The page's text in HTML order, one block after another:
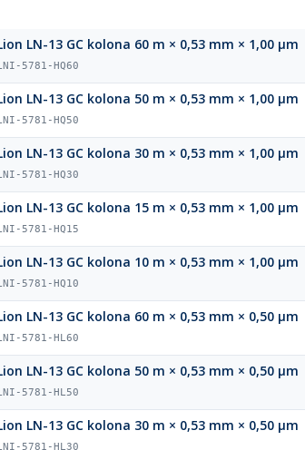
LN-13 GC kolona 60 m × 0,53 mm × 1,00 µm
5781-HQ60
LN-13 GC kolona 50 m × 0,53 mm × 1,00 µm
5781-HQ50
LN-13 GC kolona 30 m × 0,53 mm × 1,00 µm
5781-HQ30
LN-13 GC kolona 15 m × 0,53 mm × 1,00 µm
5781-HQ15
LN-13 GC kolona 10 m × 0,53 mm × 1,00 µm
5781-HQ10
LN-13 GC kolona 60 m × 0,53 mm × 0,50 µm
5781-HL60
LN-13 GC kolona 50 m × 0,53 mm × 0,50 µm
5781-HL50
LN-13 GC kolona 30 m × 0,53 mm × 0,50 µm
5781-HL30